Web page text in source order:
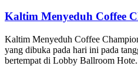
Kaltim Menyeduh Coffee
Kaltim Menyeduh Coffee
yang dibuka pada hari ini pada
bertempat di Lobby Ballroom